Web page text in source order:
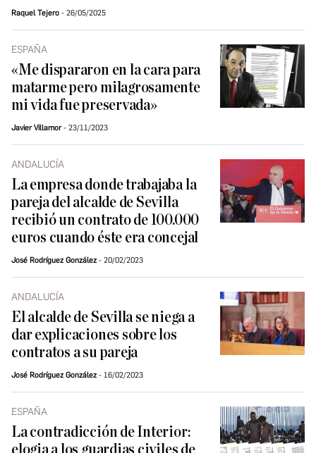
Raquel Tejero 26/05/2025
ESPAÑA
«Me dispararon en la cara para
matarme pero milagrosamente
mi vida fue preservada»
Javier Villamor 23/11/2023
ANDALUCÍA
La empresa donde trabajaba la
pareja del alcalde de Sevilla
recibió un contrato de 100.000
euros cuando éste era concejal
José Rodríguez González 20/02/2023
ANDALUCÍA
El alcalde de Sevilla se niega a
dar explicaciones sobre los
contratos a su pareja
José Rodríguez González 16/02/2023
ESPAÑA
La contradicción de Interior: